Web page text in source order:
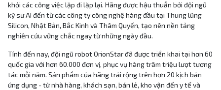
khỏi các công việc lặp đi lặp lại. Hãng được hậu thuẫn bởi đội ngũ
kỹ sư AI đến từ các công ty công nghệ hàng đầu tại Thung lũng
Silicon, Nhật Bản, Bắc Kinh và Thâm Quyến, tạo nên nền tảng
nghiên cứu vững chắc ngay từ những ngày đầu.
Tính đến nay, đội ngũ robot OrionStar đã được triển khai tại hơn 60
quốc gia với hơn 60.000 đơn vị, phục vụ hàng trăm triệu lượt tương
tác mỗi năm. Sản phẩm của hãng trải rộng trên hơn 20 kịch bản
ứng dụng - từ nhà hàng, khách sạn, bán lẻ, kho vận đến y tế và